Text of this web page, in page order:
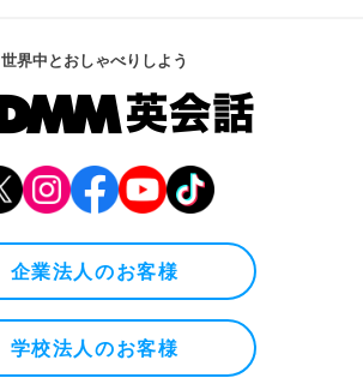
世界中とおしゃべりしよう
企業法人のお客様
学校法人のお客様